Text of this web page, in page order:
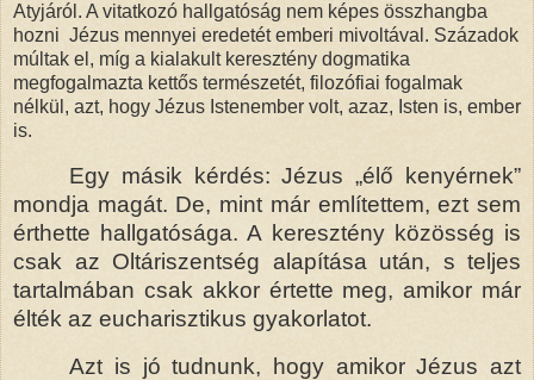
Atyjáról. A vitatkozó hallgatóság nem képes összhangba
hozni Jézus mennyei eredetét emberi mivoltával. Századok
múltak el, míg a kialakult keresztény dogmatika
megfogalmazta kettős természetét, filozófiai fogalmak
nélkül, azt, hogy Jézus Istenember volt, azaz, Isten is, ember
is.
Egy másik kérdés: Jézus „élő kenyérnek”
mondja magát. De, mint már említettem, ezt sem
érthette hallgatósága. A keresztény közösség is
csak az Oltáriszentség alapítása után, s teljes
tartalmában csak akkor értette meg, amikor már
élték az eucharisztikus gyakorlatot.
Azt is jó tudnunk, hogy amikor Jézus azt